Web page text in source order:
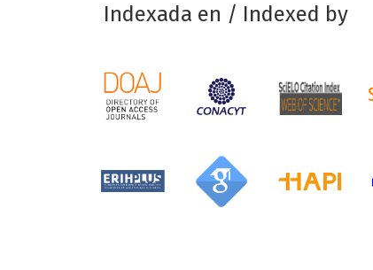
Indexada en / Indexed by